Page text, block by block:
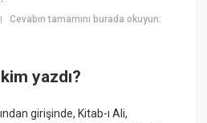
Cevabın tamamını burada okuyun:
yazdı?
girişinde, Kitab-ı Ali,